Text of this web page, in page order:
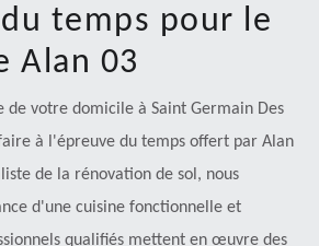
temps pour le
Alan 03
de votre domicile à Saint Germain Des
à l'épreuve du temps offert par Alan
de la rénovation de sol, nous
d'une cuisine fonctionnelle et
qualifiés mettent en œuvre des